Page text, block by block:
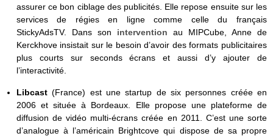
assurer ce bon ciblage des publicités. Elle repose ensuite sur les
services de régies en ligne comme celle du français
StickyAdsTV. Dans son intervention au MIPCube, Anne de
Kerckhove insistait sur le besoin d’avoir des formats publicitaires
plus courts sur seconds écrans et aussi d’y ajouter de
l’interactivité.
Libcast(France) est une startup de six personnes créée en
2006 et située à Bordeaux. Elle propose une plateforme de
diffusion de vidéo multi-écrans créée en 2011. C’est une sorte
d’analogue à l’américain Brightcove qui dispose de sa propre